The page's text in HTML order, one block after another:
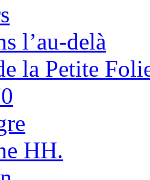
l’au-delà
la Petite
HH.